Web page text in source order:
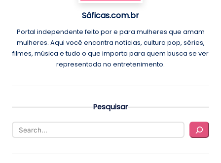
Sáficas.com.br
Portal independente feito por e para mulheres que amam
mulheres. Aqui você encontra notícias, cultura pop, séries,
filmes, música e tudo o que importa para quem busca se ver
representada no entretenimento.
Pesquisar